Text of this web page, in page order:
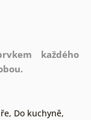
každého
, Do kuchyně,